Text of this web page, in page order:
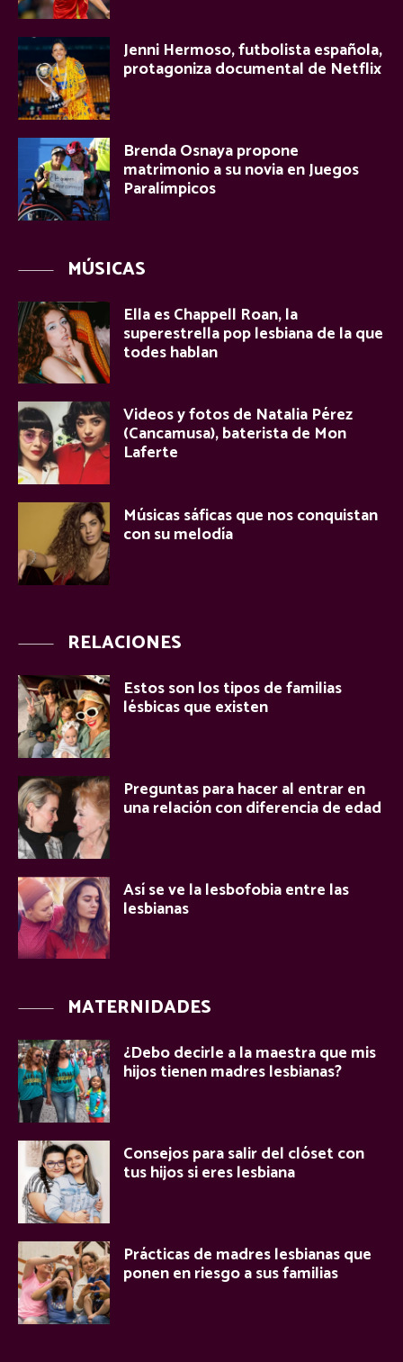
Jenni Hermoso, futbolista española,
protagoniza documental de Netflix
Brenda Osnaya propone
matrimonio a su novia en Juegos
Paralímpicos
MÚSICAS
Ella es Chappell Roan, la
superestrella pop lesbiana de la que
todes hablan
Videos y fotos de Natalia Pérez
(Cancamusa), baterista de Mon
Laferte
Músicas sáficas que nos conquistan
con su melodía
RELACIONES
Estos son los tipos de familias
lésbicas que existen
Preguntas para hacer al entrar en
una relación con diferencia de edad
Así se ve la lesbofobia entre las
lesbianas
MATERNIDADES
¿Debo decirle a la maestra que mis
hijos tienen madres lesbianas?
Consejos para salir del clóset con
tus hijos si eres lesbiana
Prácticas de madres lesbianas que
ponen en riesgo a sus familias